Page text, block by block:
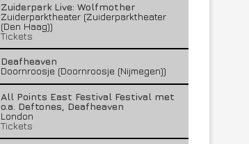
Zuiderpark Live: Wolfmother
Zuiderparktheater (Zuiderparktheater
(Den Haag))
Tickets
Deafheaven
Doornroosje (Doornroosje (Nijmegen))
All Points East Festival Festival met
o.a. Deftones, Deafheaven
London
Tickets